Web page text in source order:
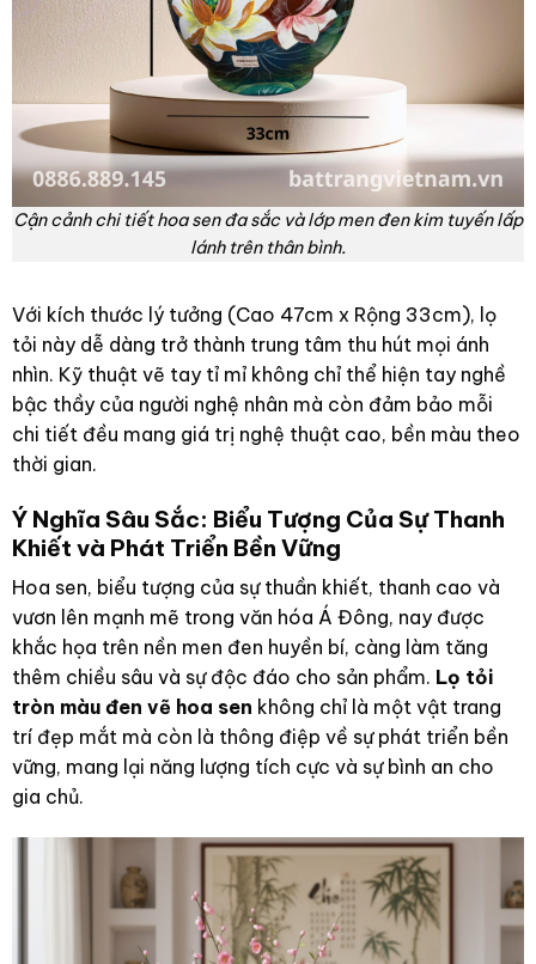
Cận cảnh chi tiết hoa sen đa sắc và lớp men đen kim tuyến lấp
lánh trên thân bình.
Với kích thước lý tưởng (Cao 47cm x Rộng 33cm), lọ
tỏi này dễ dàng trở thành trung tâm thu hút mọi ánh
nhìn. Kỹ thuật vẽ tay tỉ mỉ không chỉ thể hiện tay nghề
bậc thầy của người nghệ nhân mà còn đảm bảo mỗi
chi tiết đều mang giá trị nghệ thuật cao, bền màu theo
thời gian.
Ý Nghĩa Sâu Sắc: Biểu Tượng Của Sự Thanh
Khiết và Phát Triển Bền Vững
Hoa sen, biểu tượng của sự thuần khiết, thanh cao và
vươn lên mạnh mẽ trong văn hóa Á Đông, nay được
khắc họa trên nền men đen huyền bí, càng làm tăng
thêm chiều sâu và sự độc đáo cho sản phẩm. Lọ tỏi
tròn màu đen vẽ hoa sen không chỉ là một vật trang
trí đẹp mắt mà còn là thông điệp về sự phát triển bền
vững, mang lại năng lượng tích cực và sự bình an cho
gia chủ.